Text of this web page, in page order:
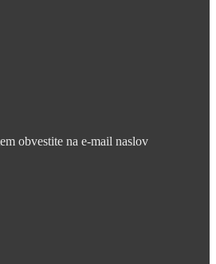
obvestite na e-mail naslov